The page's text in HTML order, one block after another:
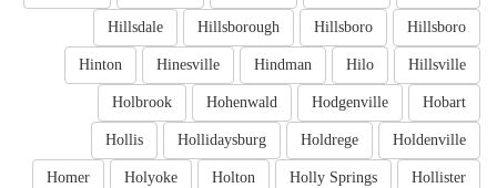
Hillsboro
Hillsboro
Hillsborough
Hillsdale
Hillsville
Hilo
Hindman
Hinesville
Hinton
Hobart
Hodgenville
Hohenwald
Holbrook
Holdenville
Holdrege
Hollidaysburg
Hollis
Hollister
Holly Springs
Holton
Holyoke
Homer